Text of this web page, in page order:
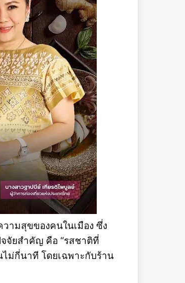
ามสุขของคนในเมือง ซึ่ง
จัยสำคัญ คือ “รสชาติที่
ไม่กี่นาที โดยเฉพาะกับร้าน